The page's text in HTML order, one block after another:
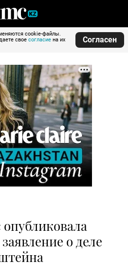
cookie-файлы.
свое согласие на их
Согласен
о деле